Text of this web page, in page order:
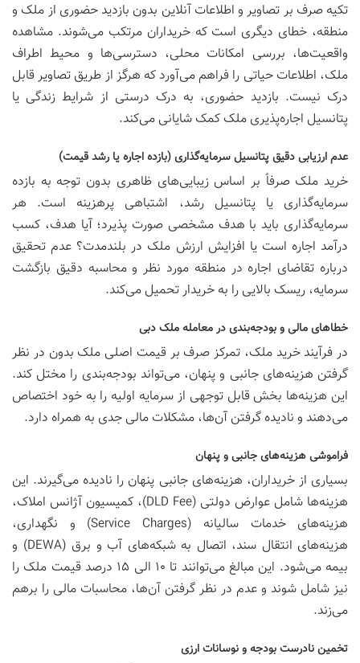
تکیه صرف بر تصاویر و اطلاعات آنلاین بدون بازدید حضوری از ملک و
منطقه، خطای دیگری است که خریداران مرتکب می‌شوند. مشاهده
واقعیت‌ها، بررسی امکانات محلی، دسترسی‌ها و محیط اطراف
ملک، اطلاعات حیاتی را فراهم می‌آورد که هرگز از طریق تصاویر قابل
درک نیست. بازدید حضوری، به درک درستی از شرایط زندگی یا
پتانسیل اجاره‌پذیری ملک کمک شایانی می‌کند.
عدم ارزیابی دقیق پتانسیل سرمایه‌گذاری (بازده اجاره یا رشد قیمت)
خرید ملک صرفاً بر اساس زیبایی‌های ظاهری بدون توجه به بازده
سرمایه‌گذاری یا پتانسیل رشد، اشتباهی پرهزینه است. هر
سرمایه‌گذاری باید با هدف مشخصی صورت پذیرد؛ آیا هدف، کسب
درآمد اجاره است یا افزایش ارزش ملک در بلندمدت؟ عدم تحقیق
درباره تقاضای اجاره در منطقه مورد نظر و محاسبه دقیق بازگشت
سرمایه، ریسک بالایی را به خریدار تحمیل می‌کند.
خطاهای مالی و بودجه‌بندی در معامله ملک دبی
در فرآیند خرید ملک، تمرکز صرف بر قیمت اصلی ملک بدون در نظر
گرفتن هزینه‌های جانبی و پنهان، می‌تواند بودجه‌بندی را مختل کند.
این هزینه‌ها بخش قابل توجهی از سرمایه اولیه را به خود اختصاص
می‌دهند و نادیده گرفتن آن‌ها، مشکلات مالی جدی به همراه دارد.
فراموشی هزینه‌های جانبی و پنهان
بسیاری از خریداران، هزینه‌های جانبی پنهان را نادیده می‌گیرند. این
هزینه‌ها شامل عوارض دولتی (DLD Fee)، کمیسیون آژانس املاک،
هزینه‌های خدمات سالیانه (Service Charges) و نگهداری،
هزینه‌های انتقال سند، اتصال به شبکه‌های آب و برق (DEWA) و
بیمه می‌شود. این مبالغ می‌توانند تا ۱۰ الی ۱۵ درصد قیمت ملک را
نیز شامل شوند و عدم در نظر گرفتن آن‌ها، محاسبات مالی را برهم
می‌زند.
تخمین نادرست بودجه و نوسانات ارزی